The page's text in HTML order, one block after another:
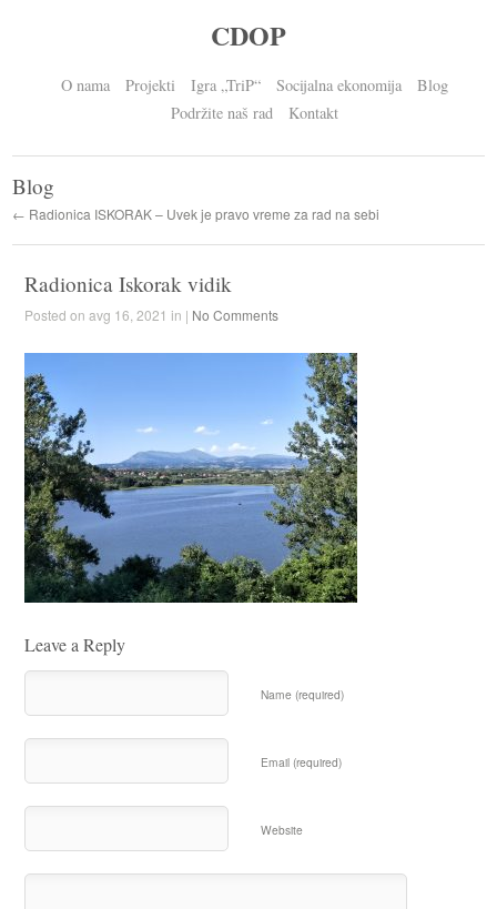
CDOP
O nama Projekti Igra „TriP“ Socijalna ekonomija
Blog
Podržite naš rad
Kontakt
Blog
← Radionica ISKORAK – Uvek je pravo vreme za rad na sebi
Radionica Iskorak vidik
Posted on avg 16, 2021 in | No Comments
Leave a Reply
Name (required)
Email (required)
Website